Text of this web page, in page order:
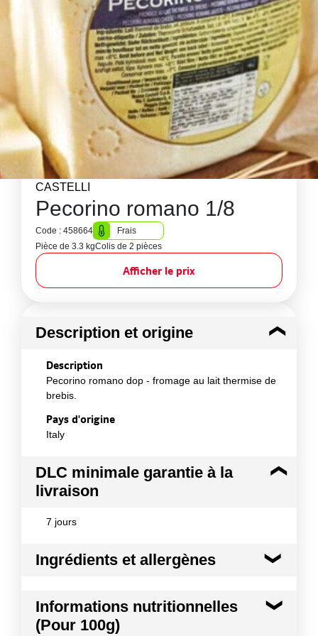
CASTELLI
Pecorino romano 1/8
Code : 458664
Frais
Pièce de 3.3 kgColis de 2 pièces
Afficher le prix
Description et origine
Description
Pecorino romano dop - fromage au lait thermise de
brebis.
Pays d'origine
Italy
DLC minimale garantie à la
livraison
7 jours
Ingrédients et allergènes
LAIT thermisé de Brebis, Sel, Présure d'agneau,
Ferments lactiques.
Informations nutritionnelles
(Pour 100g)